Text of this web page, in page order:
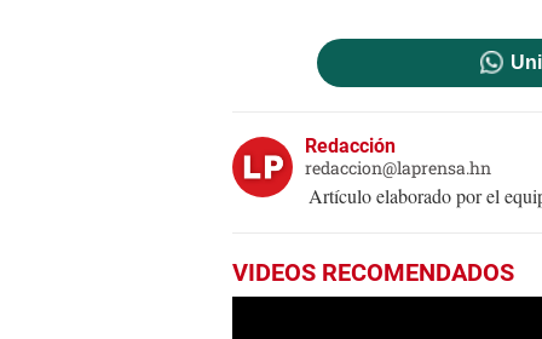
Redacción
redaccion@laprensa.hn
Artículo elaborado por el
VIDEOS RECOMENDADOS